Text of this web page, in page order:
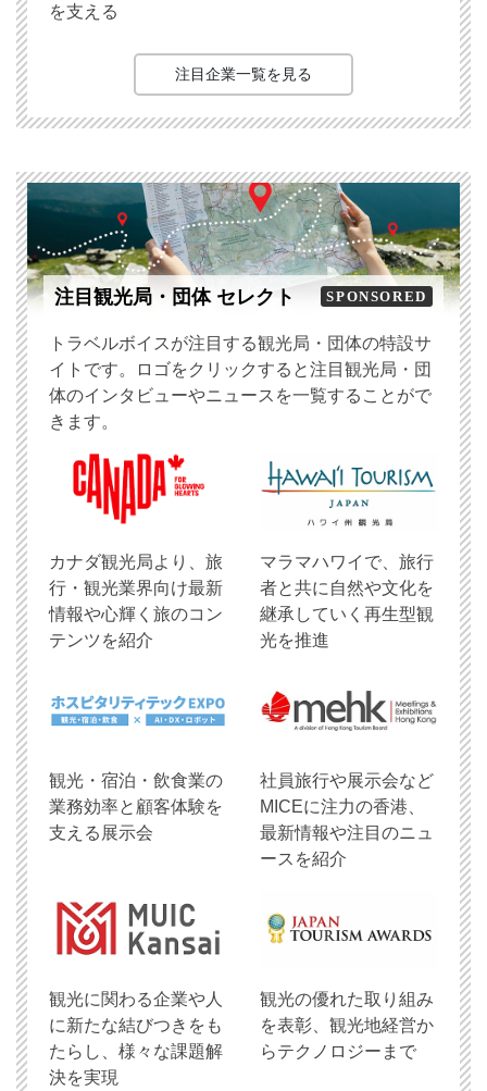
を支える
注目企業一覧を見る
注目観光局・団体 セレクト SPONSORED
トラベルボイスが注目する観光局・団体の特設サ
イトです。ロゴをクリックすると注目観光局・団
体のインタビューやニュースを一覧することがで
きます。
​カナダ観光局より、旅
行・観光業界向け最新
情報や心輝く旅のコン
テンツを紹介
マラマハワイで、旅行
者と共に自然や文化を
継承していく再生型観
光を推進
観光・宿泊・飲食業の
業務効率と顧客体験を
支える展示会
社員旅行や展示会など
MICEに注力の香港、
最新情報や注目のニュ
ースを紹介
観光に関わる企業や人
に新たな結びつきをも
たらし、様々な課題解
決を実現
観光の優れた取り組み
を表彰、観光地経営か
らテクノロジーまで